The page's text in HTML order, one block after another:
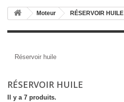
Moteur RÉSERVOIR HUILE
Réservoir huile
RÉSERVOIR HUILE
Il y a 7 produits.